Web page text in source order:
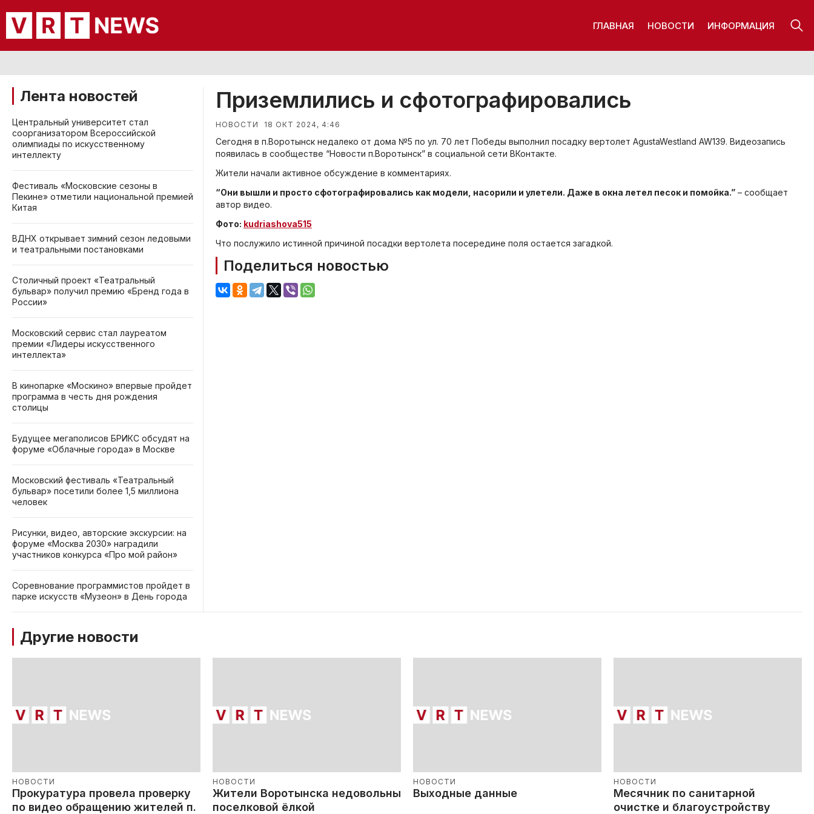
ГЛАВНАЯ НОВОСТИ ИНФОРМАЦИЯ
Лента новостей
Центральный университет стал
соорганизатором Всероссийской
олимпиады по искусственному
интеллекту
Фестиваль «Московские сезоны в
Пекине» отметили национальной премией
Китая
ВДНХ открывает зимний сезон ледовыми
и театральными постановками
Столичный проект «Театральный
бульвар» получил премию «Бренд года в
России»
Московский сервис стал лауреатом
премии «Лидеры искусственного
интеллекта»
В кинопарке «Москино» впервые пройдет
программа в честь дня рождения
столицы
Будущее мегаполисов БРИКС обсудят на
форуме «Облачные города» в Москве
Московский фестиваль «Театральный
бульвар» посетили более 1,5 миллиона
человек
Рисунки, видео, авторские экскурсии: на
форуме «Москва 2030» наградили
участников конкурса «Про мой район»
Соревнование программистов пройдет в
парке искусств «Музеон» в День города
Приземлились и сфотографировались
НОВОСТИ 18 ОКТ 2024, 4:46
Сегодня в п.Воротынск недалеко от дома №5 по ул. 70 лет Победы выполнил посадку вертолет AgustaWestland AW139. Видеозапись
появилась в сообществе “Новости п.Воротынск” в социальной сети ВКонтакте.
Жители начали активное обсуждение в комментариях.
“Они вышли и просто сфотографировались как модели, насорили и улетели. Даже в окна летел песок и помойка.” – сообщает
автор видео.
Фото: kudriashova515
Что послужило истинной причиной посадки вертолета посередине поля остается загадкой.
Поделиться новостью
Другие новости
НОВОСТИ
Прокуратура провела проверку
по видео обращению жителей п.
НОВОСТИ
Жители Воротынска недовольны
поселковой ёлкой
НОВОСТИ
Выходные данные
НОВОСТИ
Месячник по санитарной
очистке и благоустройству